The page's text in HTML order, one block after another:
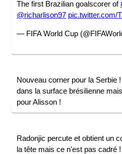
The first Brazilian goalscorer of
@richarlison97 pic.twitter.com/
— FIFA World Cup
Nouveau corner pour la Serbie
dans la surface brésilienne
pour Alisson !
Radonjic percute et obtient un
la tête mais ce n'est pas cadré !